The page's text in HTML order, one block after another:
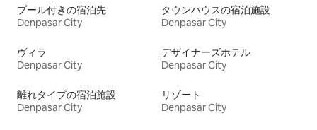
プール付きの宿泊先
Denpasar City
タウンハウスの宿泊施設
Denpasar City
ヴィラ
Denpasar City
デザイナーズホテル
Denpasar City
離れタイプの宿泊施設
Denpasar City
リゾート
Denpasar City